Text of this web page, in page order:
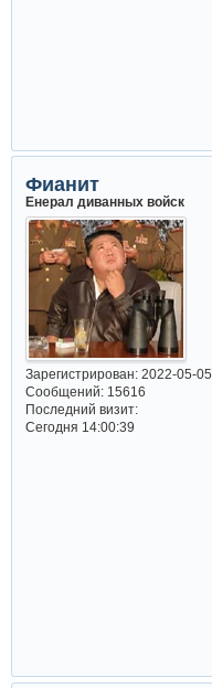
Фианит
Енерал диванных войск
Зарегистрирован: 2022-05-05
Сообщений:15616
Последний визит:
Сегодня 14:00:39